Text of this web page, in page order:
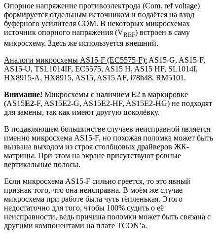
Опорное напряжение противоэлектрода (Com. ref voltage)
формируется отдельным источником и подаётся на вход
буферного усилителя COM. В некоторых микросхемах
источник опорного напряжения (VREF) встроен в саму
микросхему. Здесь же используется внешний.
Аналоги микросхемы AS15-F (EC5575-F): AS15-G, AS15-F,
AS15-U, TSL1014IF, EC5575, AS15 H, AS15 HF, SL1014I,
HX8915-A, HX8915, AS15, AS15 AF, i78h48, RM5101.
Внимание! Микросхемы c наличием E2 в маркировке
(AS15E2-F, AS15E2-G, AS15E2-HF, AS15E2-HG) не подходят
для замены, так как имеют другую цоколёвку.
В подавляющем большинстве случаев неисправной является
именно микросхема AS15-F, но похожая поломка может быть
вызвана выходом из строя столбцовых драйверов ЖК-
матрицы. При этом на экране присутствуют ровные
вертикальные полосы.
Если микросхема AS15-F сильно греется, то это явный
признак того, что она неисправна. В моём же случае
микросхема при работе была чуть тёпленькая. Этого
недостаточно для того, чтобы 100% судить о её
неисправности, ведь причина поломки может быть связана с
другими компонентами на плате TCON’а.